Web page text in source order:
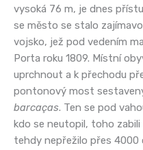
vysoká 76 m, je dnes
se město se stalo
vojsko, jež pod vedením
Porta roku 1809. Místní
uprchnout a k přechodu
pontonový most
barcaças. Ten se pod
kdo se neutopil, toho
tehdy nepřežilo přes 4000